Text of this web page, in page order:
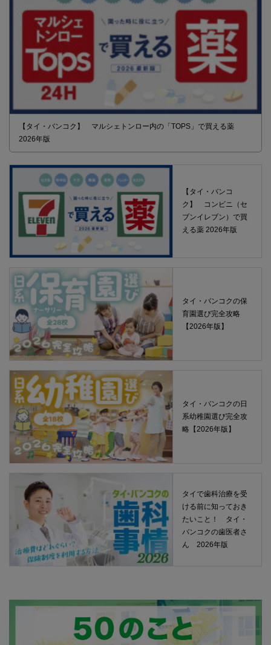
【タイ・バンコク】 マルシェトンロー内の「TOPS」で買える薬
2026年版
【タイ・バンコ
ク】 コンビニ（セ
ブンイレブン）で買
える薬 2026年版
タイ・バンコクの保
育園選び完全攻略
【2026年版】
タイ・バンコクの日
系幼稚園選び完全攻
略【2026年版】
タイで歯科治療を受
ける前に知っておき
たいこと！ タイ・
バンコクの歯医者さ
ん 2026年版